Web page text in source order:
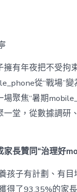
擁有年夜把不受拘
從“戰場”
場聚焦“暑期
一堂，從數據調研
家長贊同“治理好
孩子有計劃、有
得了93.35%的